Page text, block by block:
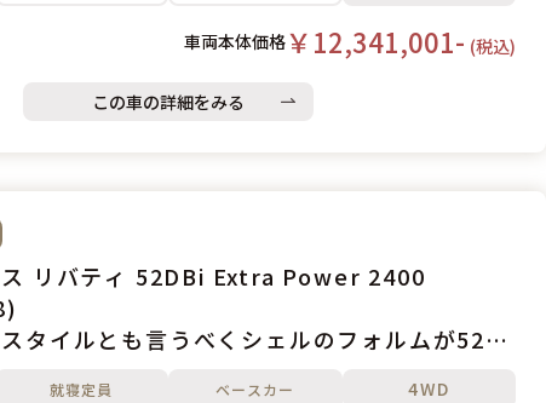
車両本体価格￥12,341,001- (税込)
この車の詳細をみる
ティ 52DBi Extra Power 2400
タイルとも言うべくシェルのフォルムが52シ
就寝定員 ベースカー
4WD